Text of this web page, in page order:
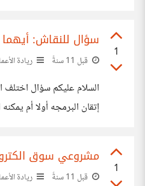
1
سؤال للنقاش: أيهما
قبل 11 سنةً ريادة
السلام عليكم سؤال
إتقان البرمجه أولا أم
1
مشروعي سوق
قبل 11 سنةً ريادة